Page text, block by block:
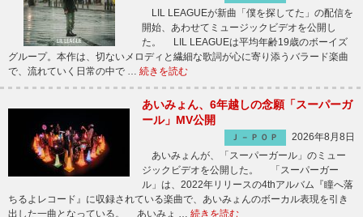
LIL LEAGUEが新曲「僕を探してた」の配信を
開始、あわせてミュージックビデオを公開し
た。 LIL LEAGUEは平均年齢19歳のボーイズ
グループ。本作は、切ないメロディと繊細な歌詞が心に寄り添うバラード楽曲
で、流れていく日常の中で … 続きを読む
あいみょん、6年越しの念願「スーパーガ
ール」MV公開
Ｊ－ＰＯＰ
2026年8月8日
あいみょんが、「スーパーガール」のミュー
ジックビデオを公開した。 「スーパーガー
ル」は、2022年リリースの4thアルバム『瞳へ落
ちるよレコード』に収録されている楽曲で、あいみょんのボーカル表現を引き
出した一曲となっている。 あいみょ … 続きを読む